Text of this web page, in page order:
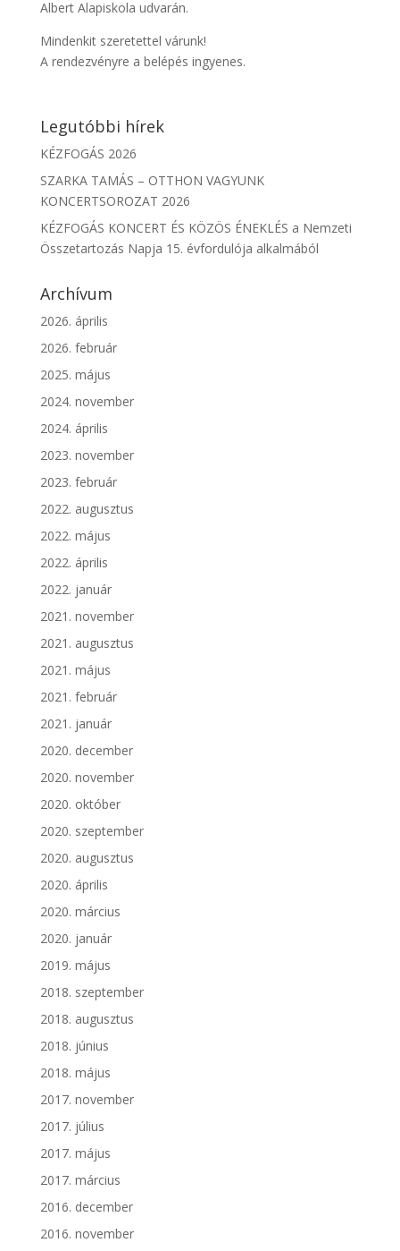
Albert Alapiskola udvarán.
Mindenkit szeretettel várunk!
A rendezvényre a belépés ingyenes.
Legutóbbi hírek
KÉZFOGÁS 2026
SZARKA TAMÁS – OTTHON VAGYUNK
KONCERTSOROZAT 2026
KÉZFOGÁS KONCERT ÉS KÖZÖS ÉNEKLÉS a Nemzeti
Összetartozás Napja 15. évfordulója alkalmából
Archívum
2026. április
2026. február
2025. május
2024. november
2024. április
2023. november
2023. február
2022. augusztus
2022. május
2022. április
2022. január
2021. november
2021. augusztus
2021. május
2021. február
2021. január
2020. december
2020. november
2020. október
2020. szeptember
2020. augusztus
2020. április
2020. március
2020. január
2019. május
2018. szeptember
2018. augusztus
2018. június
2018. május
2017. november
2017. július
2017. május
2017. március
2016. december
2016. november